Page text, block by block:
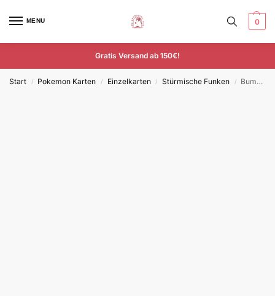
MENU 0
Gratis Versand ab 150€!
Start / Pokemon Karten / Einzelkarten / Stürmische Funken / Bummelz – SSP 212/191 – Deutsch – Illustration Rare